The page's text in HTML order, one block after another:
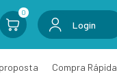
0
Login
Compra Rápida